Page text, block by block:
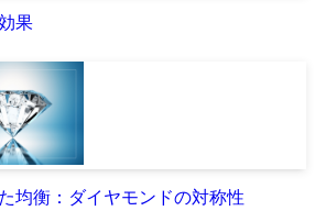
果
均衡：ダイヤモンドの対称性